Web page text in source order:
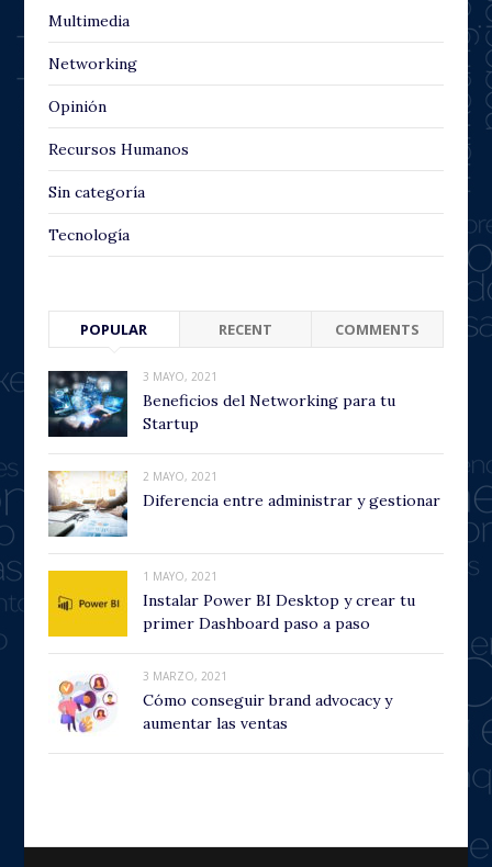
Multimedia
Networking
Opinión
Recursos Humanos
Sin categoría
Tecnología
POPULAR RECENT COMMENTS
3 MAYO, 2021
Beneficios del Networking para tu
Startup
2 MAYO, 2021
Diferencia entre administrar y gestionar
1 MAYO, 2021
Instalar Power BI Desktop y crear tu
primer Dashboard paso a paso
3 MARZO, 2021
Cómo conseguir brand advocacy y
aumentar las ventas